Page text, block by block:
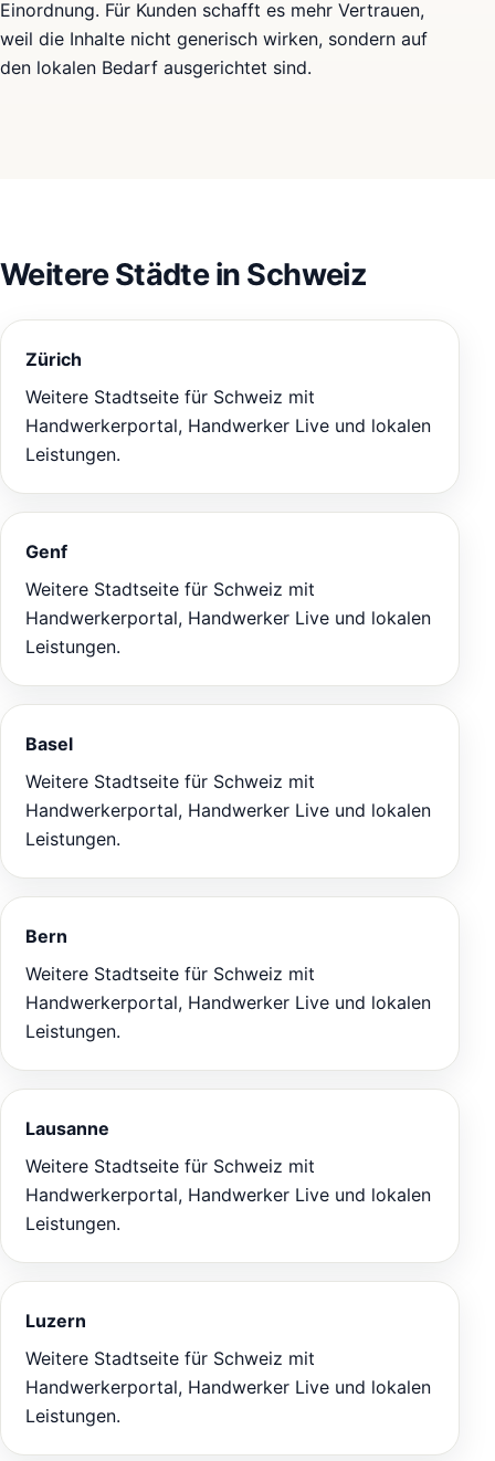
Einordnung. Für Kunden schafft es mehr Vertrauen,
weil die Inhalte nicht generisch wirken, sondern auf
den lokalen Bedarf ausgerichtet sind.
Weitere Städte in Schweiz
Zürich
Weitere Stadtseite für Schweiz mit
Handwerkerportal, Handwerker Live und lokalen
Leistungen.
Genf
Weitere Stadtseite für Schweiz mit
Handwerkerportal, Handwerker Live und lokalen
Leistungen.
Basel
Weitere Stadtseite für Schweiz mit
Handwerkerportal, Handwerker Live und lokalen
Leistungen.
Bern
Weitere Stadtseite für Schweiz mit
Handwerkerportal, Handwerker Live und lokalen
Leistungen.
Lausanne
Weitere Stadtseite für Schweiz mit
Handwerkerportal, Handwerker Live und lokalen
Leistungen.
Luzern
Weitere Stadtseite für Schweiz mit
Handwerkerportal, Handwerker Live und lokalen
Leistungen.